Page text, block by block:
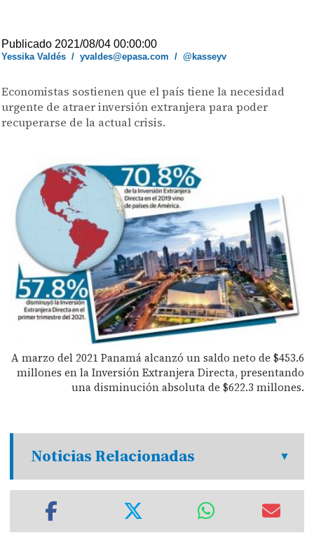
Publicado 2021/08/04 00:00:00
Yessika Valdés /yvaldes@epasa.com /@kasseyv
Economistas sostienen que el país tiene la necesidad
urgente de atraer inversión extranjera para poder
recuperarse de la actual crisis.
A marzo del 2021 Panamá alcanzó un saldo neto de $453.6
millones en la Inversión Extranjera Directa, presentando
una disminución absoluta de $622.3 millones.
Noticias Relacionadas